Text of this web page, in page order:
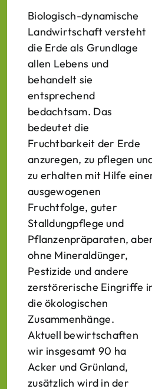
Biologisch-dynamische
Landwirtschaft versteht
die Erde als Grundlage
allen Lebens und
behandelt sie
entsprechend
bedachtsam. Das
bedeutet die
Fruchtbarkeit der Erde
anzuregen, zu pflegen
zu erhalten mit Hilfe
ausgewogenen
Fruchtfolge, guter
Stalldungpflege und
Pflanzenpräparaten,
ohne Mineraldünger,
Pestizide und andere
zerstörerische Eingriffe
die ökologischen
Zusammenhänge.
Aktuell bewirtschaften
wir insgesamt 90 ha
Acker und Grünland,
zusätzlich wird in der